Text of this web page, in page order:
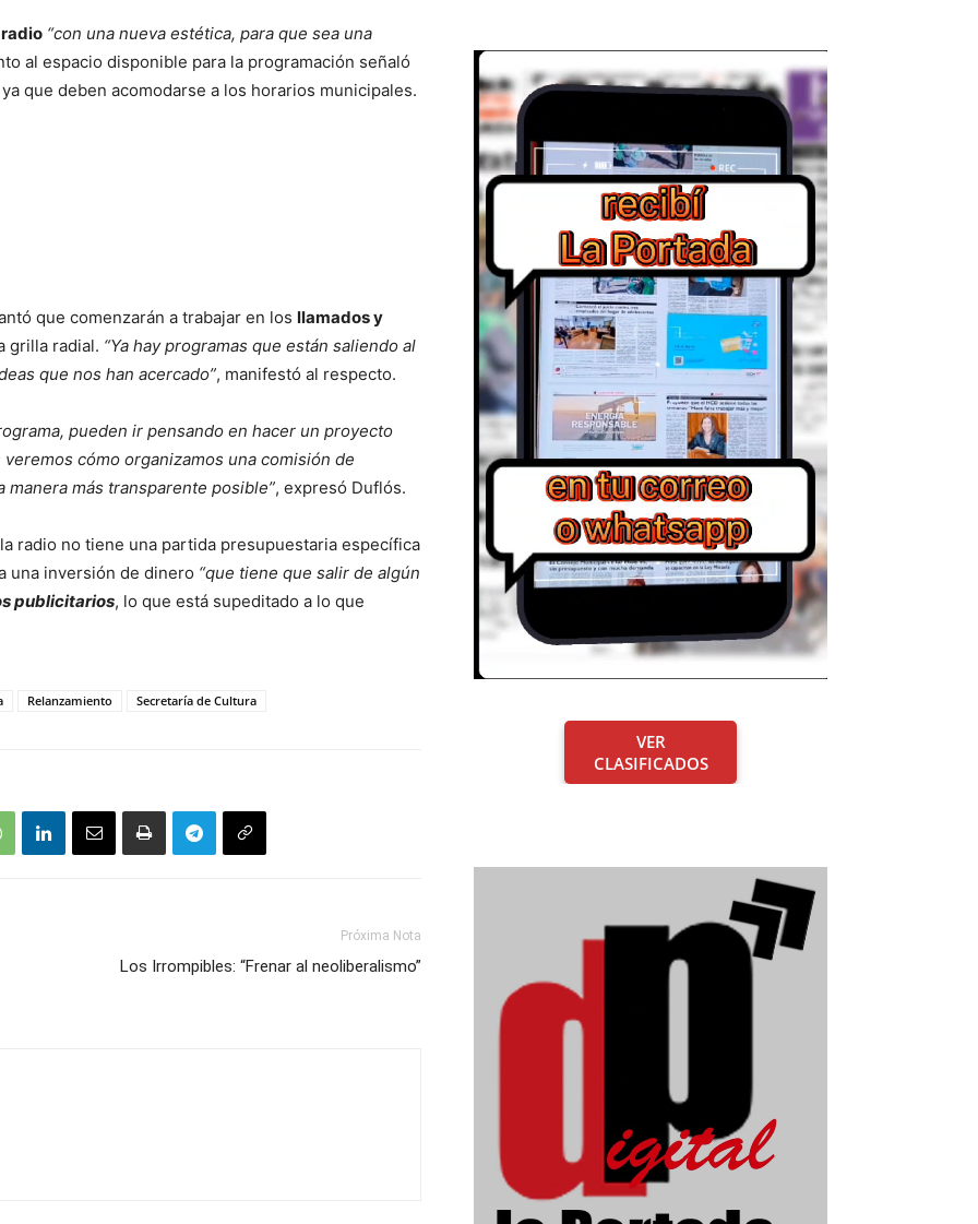
“con una nueva estética, para que sea una
al espacio disponible para la programación señaló
que deben acomodarse a los horarios municipales.
que comenzarán a trabajar en los llamados y
grilla radial. “Ya hay programas que están saliendo al
que nos han acercado”, manifestó al respecto.
pueden ir pensando en hacer un proyecto
cómo organizamos una comisión de
manera más transparente posible”, expresó Duflós.
radio no tiene una partida presupuestaria específica
una inversión de dinero “que tiene que salir de algún
publicitarios, lo que está supeditado a lo que
Relanzamiento Secretaría de Cultura
Próxima Nota
Los Irrompibles: “Frenar al neoliberalismo”
VER
CLASIFICADOS